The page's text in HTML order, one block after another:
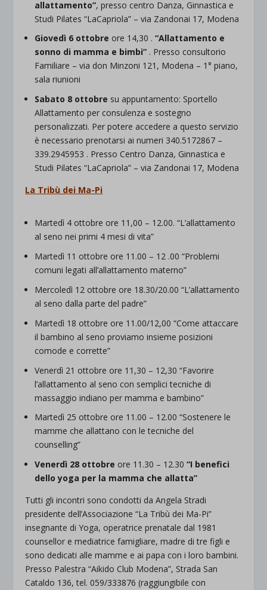
allattamento”, presso centro Danza, Ginnastica e
Studi Pilates “LaCapriola” – via Zandonai 17, Modena
Giovedì 6 ottobre ore 14,30 .“Allattamento e
sonno di mamma e bimbi” . Presso consultorio
Familiare – via don Minzoni 121, Modena – 1° piano,
sala riunioni
Sabato 8 ottobre su appuntamento: Sportello
Allattamento per consulenza e sostegno
personalizzati. Per potere accedere a questo servizio
è necessario prenotarsi ai numeri 340.5172867 –
339.2945953 . Presso Centro Danza, Ginnastica e
Studi Pilates “LaCapriola” – via Zandonai 17, Modena
La Tribù dei Ma-Pi
Martedì 4 ottobre ore 11,00 – 12.00. “L’allattamento
al seno nei primi 4 mesi di vita”
Martedì 11 ottobre ore 11.00 – 12 .00 “Problemi
comuni legati all’allattamento materno”
Mercoledì 12 ottobre ore 18.30/20.00 “L’allattamento
al seno dalla parte del padre”
Martedì 18 ottobre ore 11.00/12,00 “Come attaccare
il bambino al seno proviamo insieme posizioni
comode e corrette”
Venerdì 21 ottobre ore 11,30 – 12,30 “Favorire
l’allattamento al seno con semplici tecniche di
massaggio indiano per mamma e bambino”
Martedì 25 ottobre ore 11.00 – 12.00 “Sostenere le
mamme che allattano con le tecniche del
counselling”
Venerdì 28 ottobre ore 11.30 – 12.30“I benefici
dello yoga per la mamma che allatta”
Tutti gli incontri sono condotti da Angela Stradi
presidente dell’Associazione “La Tribù dei Ma-Pi”
insegnante di Yoga, operatrice prenatale dal 1981
counsellor e mediatrice famigliare, madre di tre figli e
sono dedicati alle mamme e ai papa con i loro bambini.
Presso Palestra “Aikido Club Modena”, Strada San
Cataldo 136, tel. 059/333876 (raggiungibile con